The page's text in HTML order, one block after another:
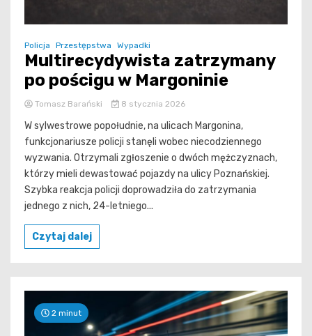
Policja Przestępstwa Wypadki
Multirecydywista zatrzymany
po pościgu w Margoninie
Tomasz Barański 8 stycznia 2026
W sylwestrowe popołudnie, na ulicach Margonina,
funkcjonariusze policji stanęli wobec niecodziennego
wyzwania. Otrzymali zgłoszenie o dwóch mężczyznach,
którzy mieli dewastować pojazdy na ulicy Poznańskiej.
Szybka reakcja policji doprowadziła do zatrzymania
jednego z nich, 24-letniego...
Czytaj dalej
2 minut